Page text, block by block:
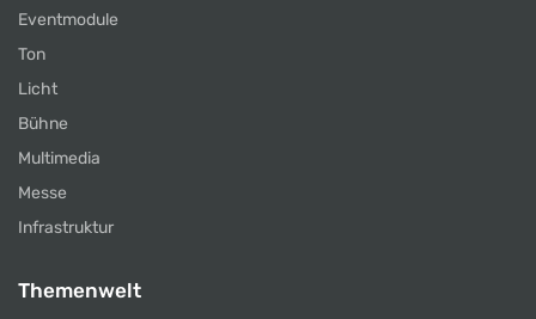
Eventmodule
Ton
Licht
Bühne
Multimedia
Messe
Infrastruktur
Themenwelt